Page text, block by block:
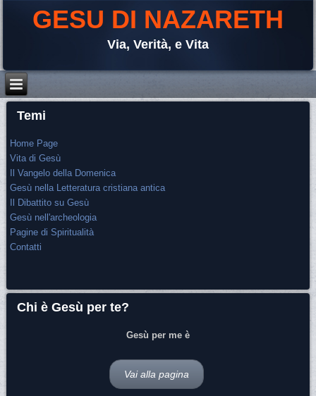
GESU DI NAZARETH
Via, Verità, e Vita
Temi
Home Page
Vita di Gesù
Il Vangelo della Domenica
Gesù nella Letteratura cristiana antica
Il Dibattito su Gesù
Gesù nell'archeologia
Pagine di Spiritualità
Contatti
Chi è Gesù per te?
Gesù per me è
Vai alla pagina